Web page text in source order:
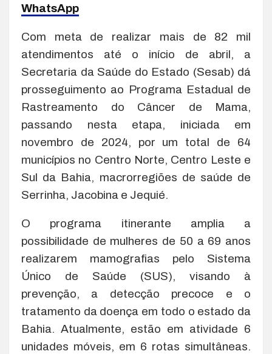
WhatsApp
Com meta de realizar mais de 82 mil
atendimentos até o início de abril, a
Secretaria da Saúde do Estado (Sesab) dá
prosseguimento ao Programa Estadual de
Rastreamento do Câncer de Mama,
passando nesta etapa, iniciada em
novembro de 2024, por um total de 64
municípios no Centro Norte, Centro Leste e
Sul da Bahia, macrorregiões de saúde de
Serrinha, Jacobina e Jequié.
O programa itinerante amplia a
possibilidade de mulheres de 50 a 69 anos
realizarem mamografias pelo Sistema
Único de Saúde (SUS), visando à
prevenção, a detecção precoce e o
tratamento da doença em todo o estado da
Bahia. Atualmente, estão em atividade 6
unidades móveis, em 6 rotas simultâneas.